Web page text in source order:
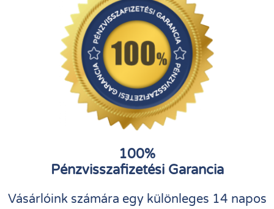
100%
Pénzvisszafizetési Garancia
Vásárlóink számára egy különleges 14 napos